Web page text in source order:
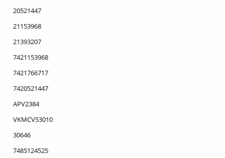
20521447
21153968
21393207
7421153968
7421766717
7420521447
APV2384
VKMCV53010
30646
7485124525